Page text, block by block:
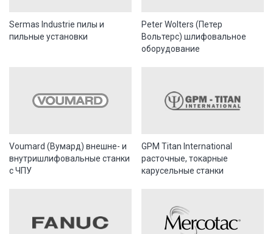
Sermas Industrie пилы и
пильные установки
Peter Wolters (Петер
Вольтерс) шлифовальное
оборудование
Voumard (Вумард) внешне- и
внутришлифовальные станки
с ЧПУ
GPM Titan International
расточные, токарные
карусельные станки